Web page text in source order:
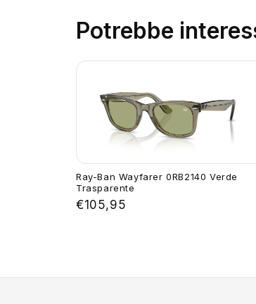
Potrebbe
Ray-Ban Wayfarer 0RB2140 Verde
Trasparente
€105,95